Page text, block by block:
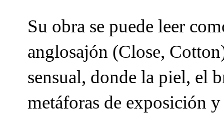
Su obra se puede leer
anglosajón (Close,
sensual, donde la piel, el
metáforas de exposición